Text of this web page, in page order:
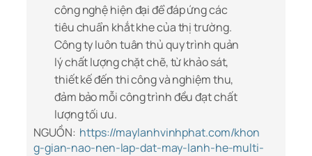
công nghệ hiện đại để đáp ứng các
tiêu chuẩn khắt khe của thị trường.
Công ty luôn tuân thủ quy trình quản
lý chất lượng chặt chẽ, từ khảo sát,
thiết kế đến thi công và nghiệm thu,
đảm bảo mỗi công trình đều đạt chất
lượng tối ưu.
NGUỒN: https://maylanhvinhphat.com/khon
g-gian-nao-nen-lap-dat-may-lanh-he-multi-